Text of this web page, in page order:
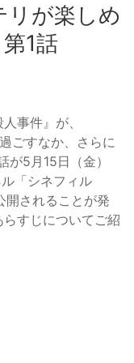
リが楽しめ
1話
事件』が、
ごすなか、さらに
5月15日（金）
「シネフィル
開されることが発
すじについてご紹